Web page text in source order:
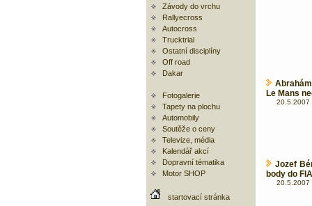
Závody do vrchu
Rallyecross
Autocross
Trucktrial
Ostatní disciplíny
Off road
Dakar
Fotogalerie
Tapety na plochu
Automobily
Soutěže o ceny
Televize, média
Kalendář akcí
Dopravní tématika
Motor SHOP
startovací stránka
Le Mans
20.5.2007
Jozef
body do
20.5.2007